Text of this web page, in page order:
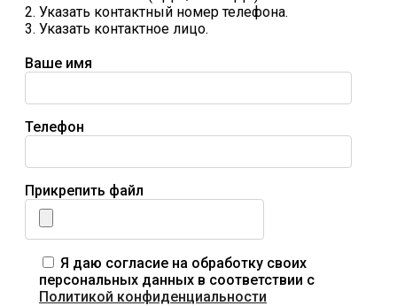
2. Указать контактный номер телефона.
3. Указать контактное лицо.
Ваше имя
Телефон
Прикрепить файл
Я даю согласие на обработку своих
персональных данных в соответствии с
Политикой конфиденциальности